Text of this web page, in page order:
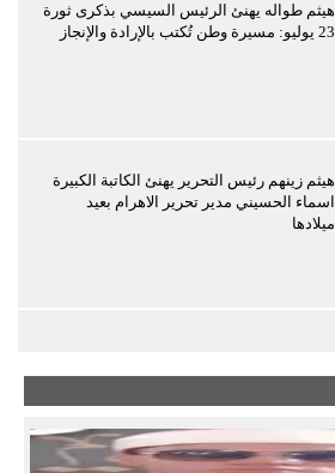
هيثم طواله يهنئ الرئيس السيسي بذكرى ثورة
23 يوليو: مسيرة وطن تُكتب بالإرادة والإنجاز
هيثم زينهم رئيس التحرير يهنئ الكاتبة الكبيرة
اسماء الحسيني مدير تحرير الاهرام بعيد
ميلادها